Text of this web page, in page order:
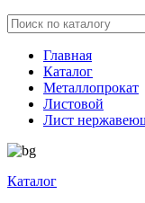
Главная
Каталог
Металлопрокат
Листовой
Лист
Каталог